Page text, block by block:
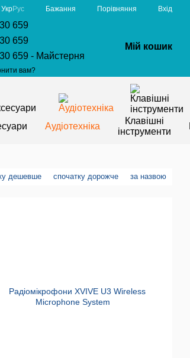
УкрРус Бажання Порівняння Вхід
659
659
659 - Майстерня
вам?
Мій кошик
Аудіотехніка
Клавішні
інструменти
дешевше спочатку дорожче за назвою